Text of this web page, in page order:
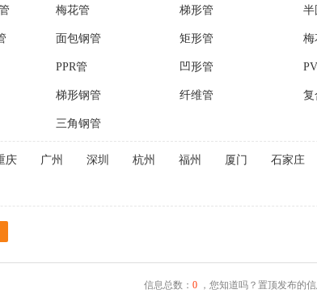
梅花管 梯形管 半
面包钢管 矩形管 梅
PPR管 凹形管
梯形钢管 纤维管 复
三角钢管
庆 广州 深圳 杭州 福州 厦门 石家庄
信息总数： 0，您知道吗？置顶发布的信